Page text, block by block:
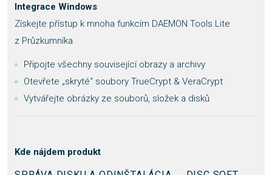
Integrace Windows
Získejte přístup k mnoha funkcím DAEMON Tools Lite
z Průzkumníka.
Připojte všechny související obrazy a archivy
Otevřete „skryté“ soubory TrueCrypt & VeraCrypt
Vytvářejte obrázky ze souborů, složek a disků
Kde nájdem produkt